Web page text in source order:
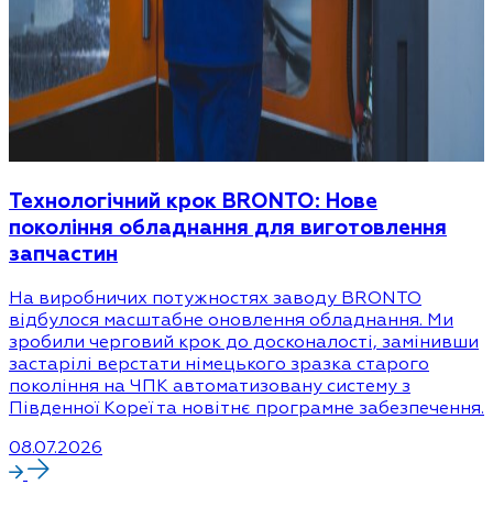
Технологічний крок BRONTO: Нове
покоління обладнання для виготовлення
запчастин
На виробничих потужностях заводу BRONTO
відбулося масштабне оновлення обладнання. Ми
зробили черговий крок до досконалості, замінивши
застарілі верстати німецького зразка старого
покоління на ЧПК автоматизовану систему з
Південної Кореї та новітнє програмне забезпечення.
08.07.2026